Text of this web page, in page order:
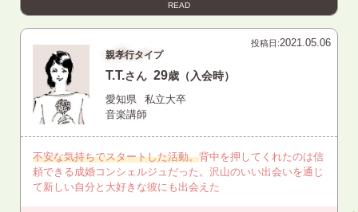
READ
投稿日:2021.05.06
親孝行タイプ
T.T.さん 29歳（入会時）
愛知県
私立大卒
音楽講師
不安な気持ちでスタートした活動。背中を押してくれたのは信
頼できる成婚コンシェルジュだった。沢山のいい出会いを通じ
て新しい自分と大好きな彼にも出会えた